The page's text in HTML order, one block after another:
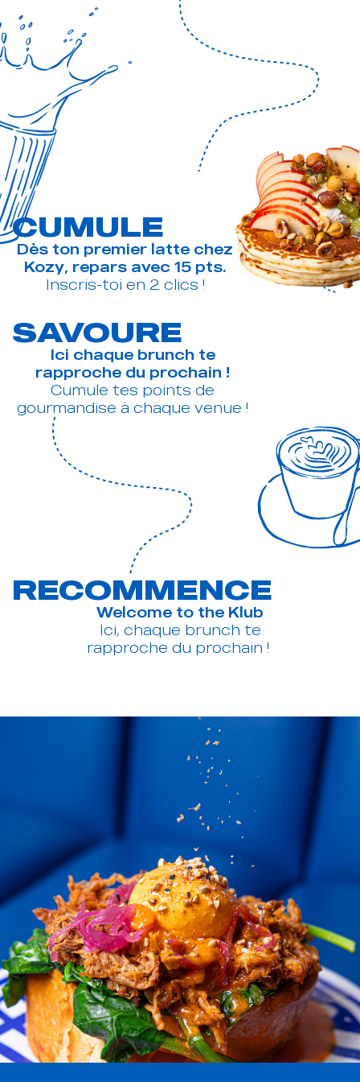
CUMULE
Dès ton premier latte chez
Kozy, repars avec 15 pts.
SAVOURE
Ici chaque brunch te
gourmandise à chaque venue !
RECOMMENCE
Welcome to the Klub
Ici, chaque brunch te
rapproche du prochain !
INSCRIS-TOI ET